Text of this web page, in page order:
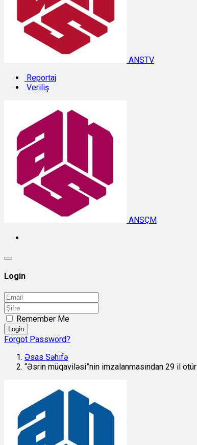
ANSTV
Reportaj
Veriliş
ANSÇM
Login
Remember Me
Login
Forgot Password?
Əsas Səhifə
“Əsrin müqaviləsi”nin imzalanmasından 29 il ötür